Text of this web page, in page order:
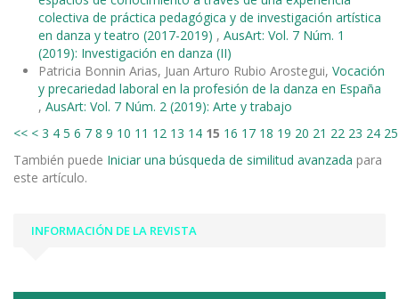
colectiva de práctica pedagógica y de investigación artística
en danza y teatro (2017-2019) , AusArt: Vol. 7 Núm. 1
(2019): Investigación en danza (II)
Patricia Bonnin Arias, Juan Arturo Rubio Arostegui, Vocación
y precariedad laboral en la profesión de la danza en España
, AusArt: Vol. 7 Núm. 2 (2019): Arte y trabajo
<< < 3 4 5 6 7 8 9 10 11 12 13 14 15 16 17 18 19 20 21 22 23 24 25
También puede Iniciar una búsqueda de similitud avanzada para
este artículo.
INFORMACIÓN DE LA REVISTA